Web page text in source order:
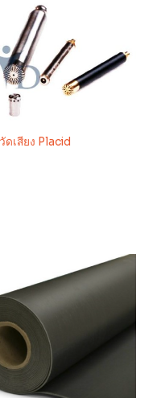
เสียง Placid